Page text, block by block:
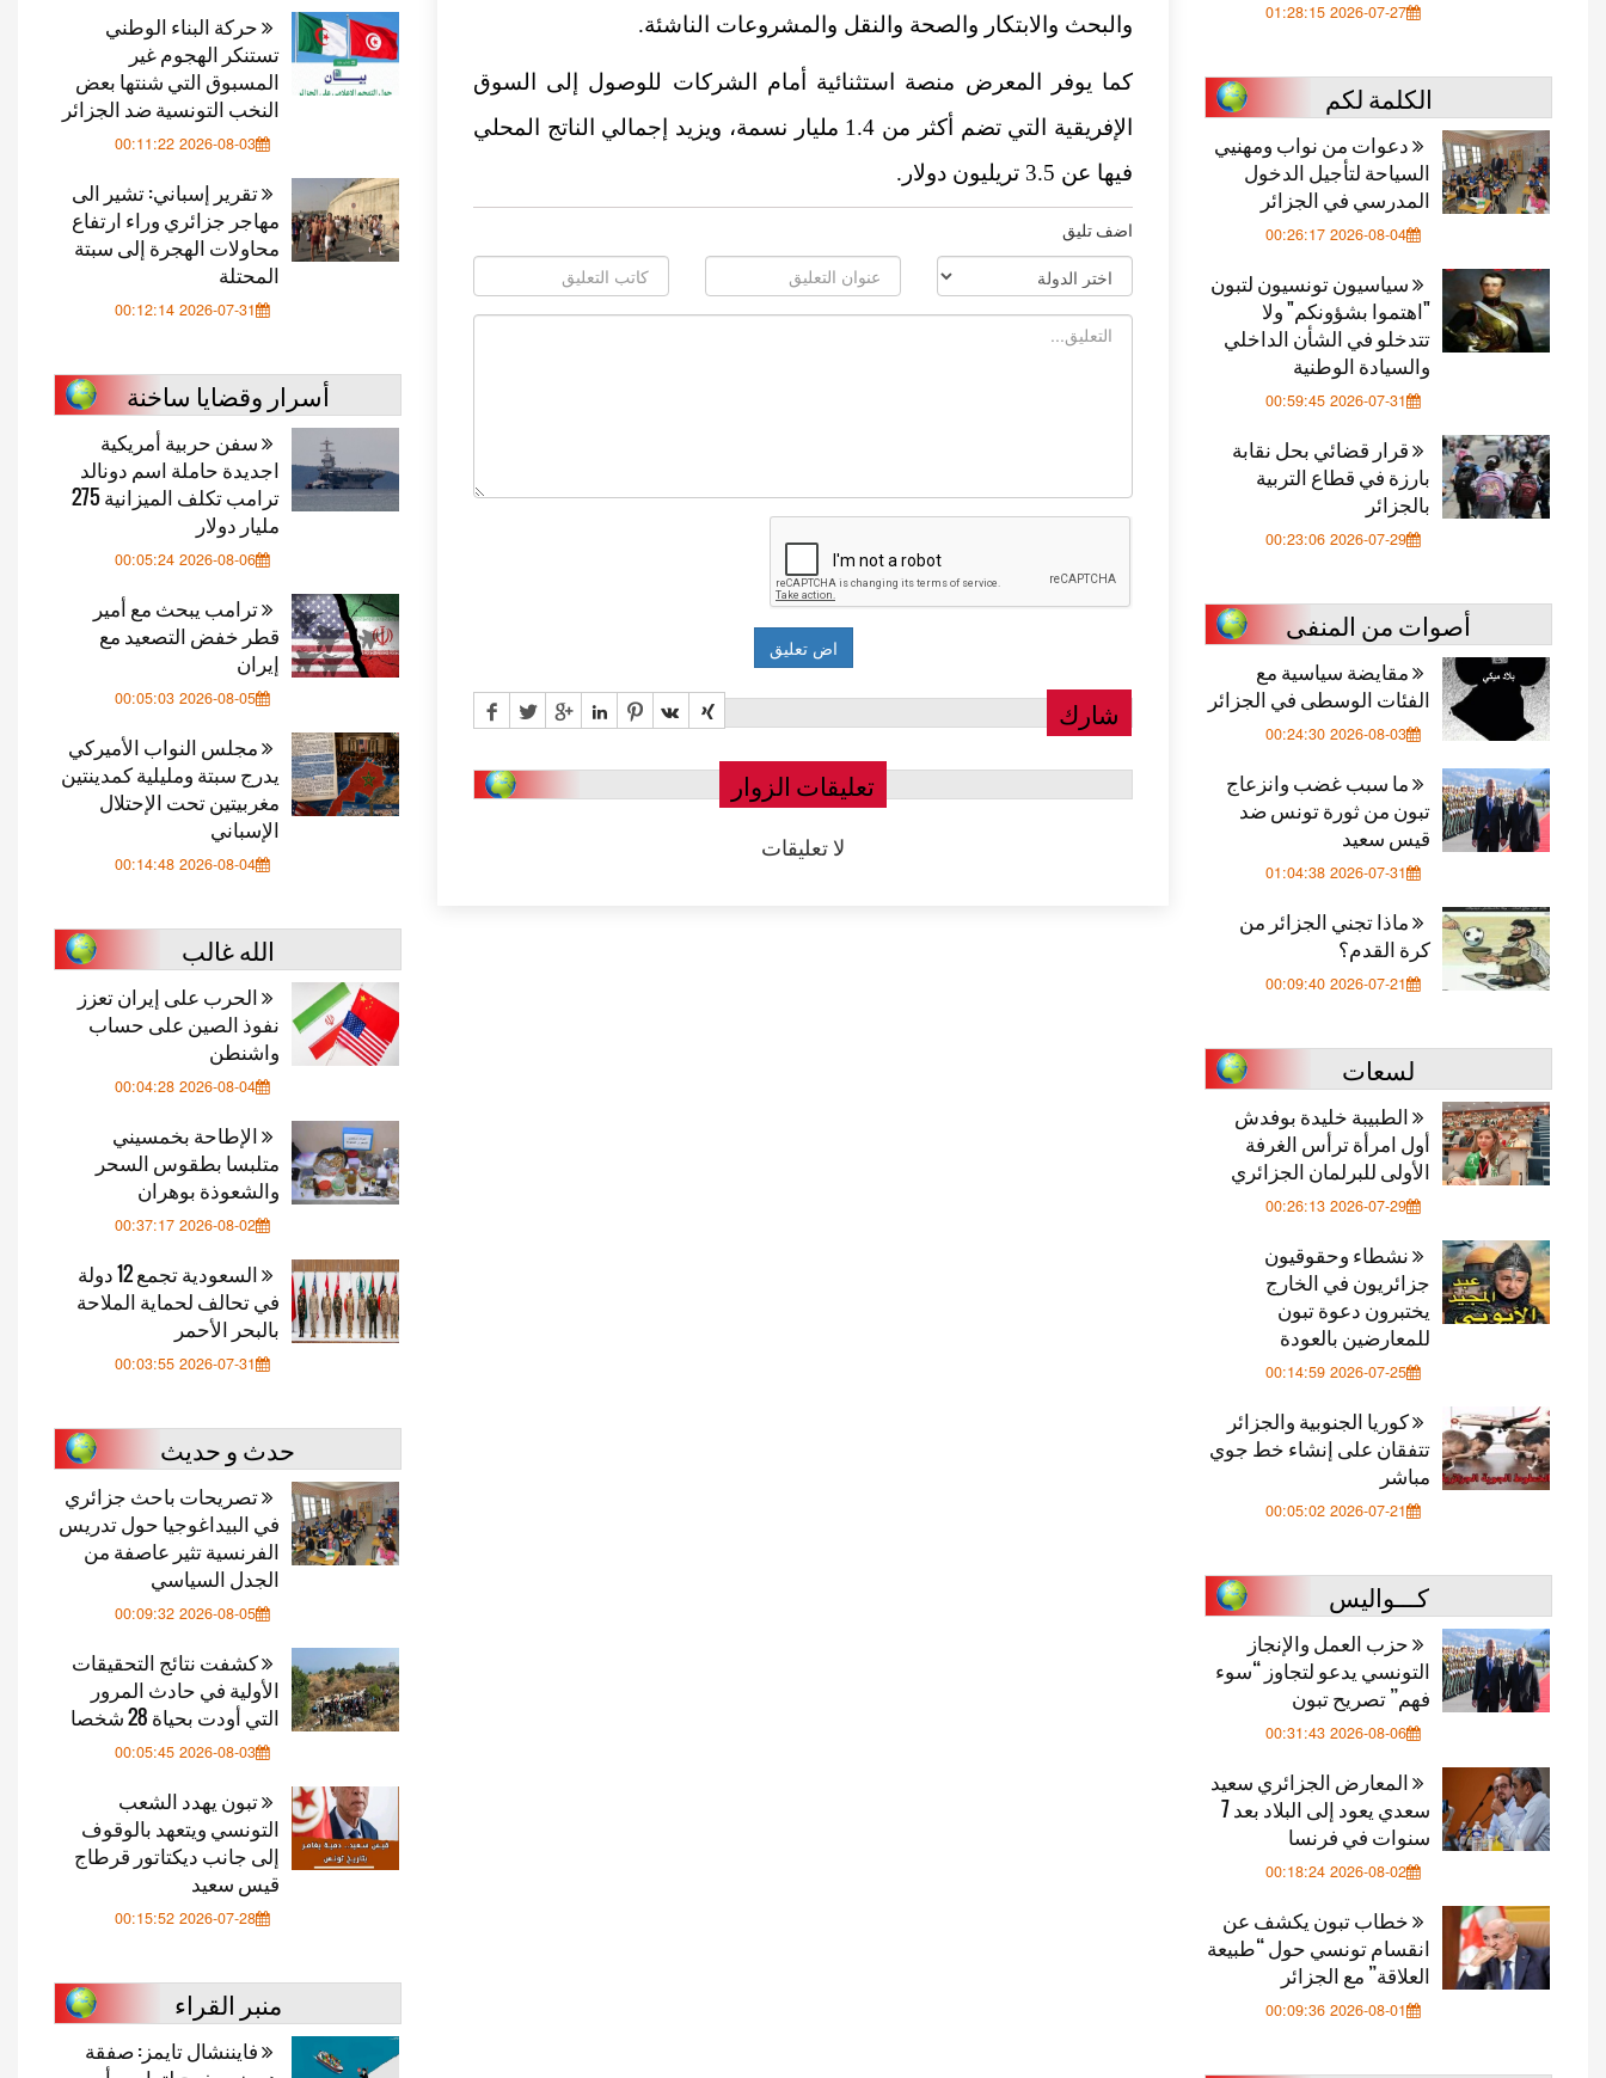
حركة البناء الوطني
تستنكر الهجوم غير
المسبوق التي شنتها بعض
النخب التونسية ضد الجزائر
2026-08-03 00:11:22
تقرير إسباني: تشير الى
مهاجر جزائري وراء ارتفاع
محاولات الهجرة إلى سبتة
المحتلة
2026-07-31 00:12:14
أسرار وقضايا ساخنة
سفن حربية أمريكية
اجديدة حاملة اسم دونالد
ترامب تكلف الميزانية 275
مليار دولار
2026-08-06 00:05:24
ترامب يبحث مع أمير
قطر خفض التصعيد مع
إيران
2026-08-05 00:05:03
مجلس النواب الأميركي
يدرج سبتة ومليلية كمدينتين
مغربيتين تحت الإحتلال
الإسباني
2026-08-04 00:14:48
الله غالب
الحرب على إيران تعزز
نفوذ الصين على حساب
واشنطن
2026-08-04 00:04:28
الإطاحة بخمسيني
متلبسا بطقوس السحر
والشعوذة بوهران
2026-08-02 00:37:17
السعودية تجمع 12 دولة
في تحالف لحماية الملاحة
بالبحر الأحمر
2026-07-31 00:03:55
حدث و حديث
تصريحات باحث جزائري
في البيداغوجيا حول تدريس
الفرنسية تثير عاصفة من
الجدل السياسي
2026-08-05 00:09:32
كشفت نتائج التحقيقات
الأولية في حادث المرور
التي أودت بحياة 28 شخصا
2026-08-03 00:05:45
تبون يهدد الشعب
التونسي ويتعهد بالوقوف
إلى جانب ديكتاتور قرطاج
قيس سعيد
2026-07-28 00:15:52
منبر القراء
فايننشال تايمز: صفقة
والبحث والابتكار والصحة والنقل والمشروعات الناشئة.
كما يوفر المعرض منصة استثنائية أمام الشركات للوصول إلى السوق
الإفريقية التي تضم أكثر من 1.4 مليار نسمة، ويزيد إجمالي الناتج المحلي
فيها عن 3.5 تريليون دولار.
اضف تليق
شارك
تعليقات الزوار
لا تعليقات
2026-07-27 01:28:15
الكلمة لكم
دعوات من نواب ومهنيي
السياحة لتأجيل الدخول
المدرسي في الجزائر
2026-08-04 00:26:17
سياسيون تونسيون لتبون
"اهتموا بشؤونكم" ولا
تتدخلو في الشأن الداخلي
والسيادة الوطنية
2026-07-31 00:59:45
قرار قضائي بحل نقابة
بارزة في قطاع التربية
بالجزائر
2026-07-29 00:23:06
أصوات من المنفى
مقايضة سياسية مع
الفئات الوسطى في الجزائر
2026-08-03 00:24:30
ما سبب غضب وانزعاج
تبون من ثورة تونس ضد
قيس سعيد
2026-07-31 01:04:38
ماذا تجني الجزائر من
كرة القدم؟
2026-07-21 00:09:40
لسعات
الطبيبة خليدة بوفدش
أول امرأة ترأس الغرفة
الأولى للبرلمان الجزائري
2026-07-29 00:26:13
نشطاء وحقوقيون
جزائريون في الخارج
يختبرون دعوة تبون
للمعارضين بالعودة
2026-07-25 00:14:59
كوريا الجنوبية والجزائر
تتفقان على إنشاء خط جوي
مباشر
2026-07-21 00:05:02
كـــواليس
حزب العمل والإنجاز
التونسي يدعو لتجاوز “سوء
فهم” تصريح تبون
2026-08-06 00:31:43
المعارض الجزائري سعيد
سعدي يعود إلى البلاد بعد 7
سنوات في فرنسا
2026-08-02 00:18:24
خطاب تبون يكشف عن
انقسام تونسي حول “طبيعة
العلاقة” مع الجزائر
2026-08-01 00:09:36